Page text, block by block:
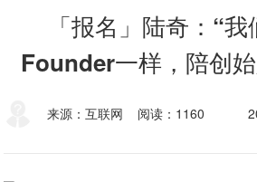
「报名」陆奇：“
Founder一样，陪创
来源：互联网 阅读：1160